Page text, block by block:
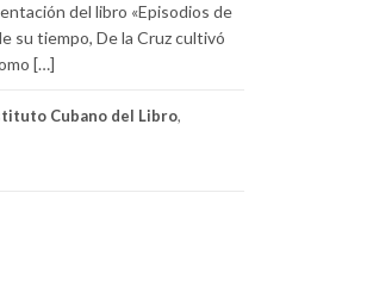
del libro «Episodios de
su tiempo, De la Cruz cultivó
[…]
Cubano del Libro,